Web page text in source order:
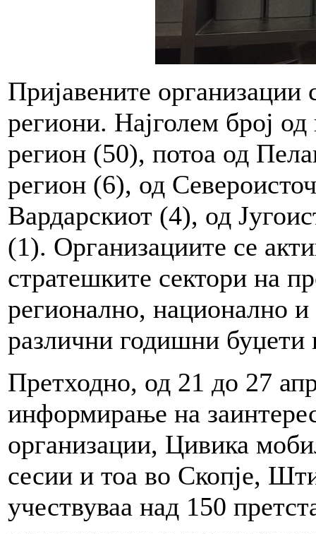
Пријавените организации
региони. Најголем број
регион (50), потоа од
регион (6), од
Вардарскиот (4), од
(1). Организациите се
стратешките сектори на
регионално, национално
различни годишни
Претходно, од 21 до 27
информирање на
организации, Цивика
сесии и тоа во Скопје,
учествуваa над 150